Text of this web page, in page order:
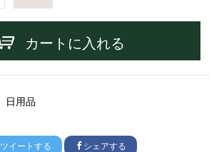
カートに入れる
日用品
ツイートする シェアする